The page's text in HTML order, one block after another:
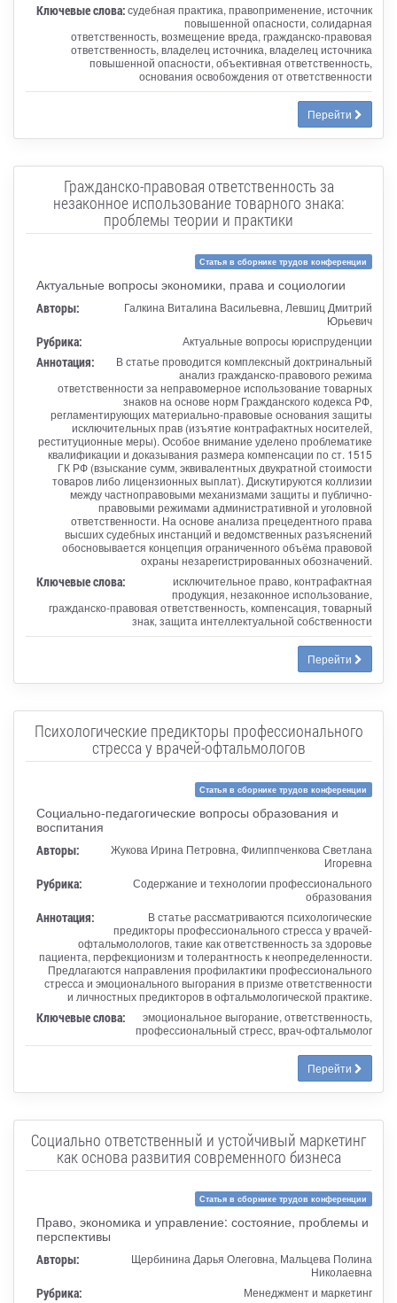
Ключевые слова:судебная практика, правоприменение, источник
повышенной опасности, солидарная
ответственность, возмещение вреда, гражданско-правовая
ответственность, владелец источника, владелец источника
повышенной опасности, объективная ответственность,
основания освобождения от ответственности
Перейти
Гражданско-правовая ответственность за
незаконное использование товарного знака:
проблемы теории и практики
Статья в сборнике трудов конференции
Актуальные вопросы экономики, права и социологии
Авторы:
Галкина Виталина Васильевна, Левшиц Дмитрий
Юрьевич
Рубрика: Актуальные вопросы юриспруденции
Аннотация:
В статье проводится комплексный доктринальный
анализ гражданско-правового режима
ответственности за неправомерное использование товарных
знаков на основе норм Гражданского кодекса РФ,
регламентирующих материально-правовые основания защиты
исключительных прав (изъятие контрафактных носителей,
реституционные меры). Особое внимание уделено проблематике
квалификации и доказывания размера компенсации по ст. 1515
ГК РФ (взыскание сумм, эквивалентных двукратной стоимости
товаров либо лицензионных выплат). Дискутируются коллизии
между частноправовыми механизмами защиты и публично-
правовыми режимами административной и уголовной
ответственности. На основе анализа прецедентного права
высших судебных инстанций и ведомственных разъяснений
обосновывается концепция ограниченного объёма правовой
охраны незарегистрированных обозначений.
Ключевые слова:
исключительное право, контрафактная
продукция, незаконное использование,
гражданско-правовая ответственность, компенсация, товарный
знак, защита интеллектуальной собственности
Перейти
Психологические предикторы профессионального
стресса у врачей-офтальмологов
Статья в сборнике трудов конференции
Социально-педагогические вопросы образования и
воспитания
Авторы:
Жукова Ирина Петровна, Филиппченкова Светлана
Игоревна
Рубрика:
Содержание и технологии профессионального
образования
Аннотация:
В статье рассматриваются психологические
предикторы профессионального стресса у врачей-
офтальмолологов, такие как ответственность за здоровье
пациента, перфекционизм и толерантность к неопределенности.
Предлагаются направления профилактики профессионального
стресса и эмоционального выгорания в призме ответственности
и личностных предикторов в офтальмологической практике.
Ключевые слова:
эмоциональное выгорание, ответственность,
профессиональный стресс, врач-офтальмолог
Перейти
Социально ответственный и устойчивый маркетинг
как основа развития современного бизнеса
Статья в сборнике трудов конференции
Право, экономика и управление: состояние, проблемы и
перспективы
Авторы:
Щербинина Дарья Олеговна, Мальцева Полина
Николаевна
Рубрика: Менеджмент и маркетинг